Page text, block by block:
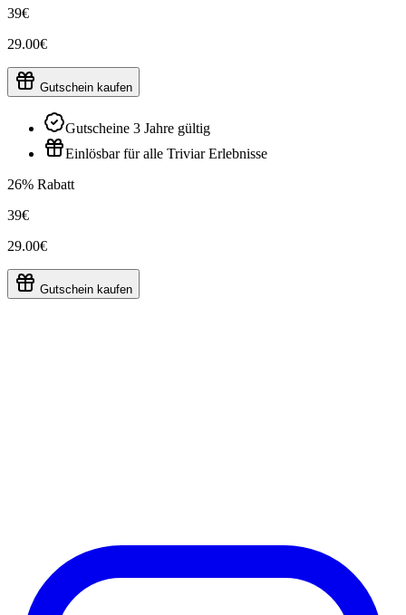
39€
29.00€
Gutschein kaufen
Gutscheine 3 Jahre gültig
Einlösbar für alle Triviar Erlebnisse
26% Rabatt
39€
29.00€
Gutschein kaufen